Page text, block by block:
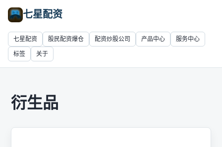
七星配资
七星配资 股民配资爆仓 配资炒股公司 产品中心 服务中心
标签 关于
衍生品